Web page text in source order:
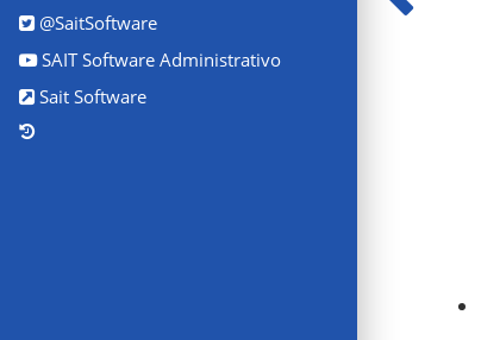
@SaitSoftware
SAIT Software Administrativo
Sait Software